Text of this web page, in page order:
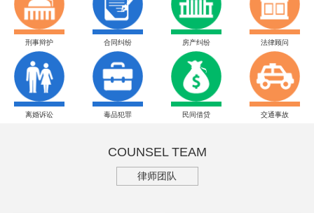
刑事辩护 合同纠纷 房产纠纷 法律顾问
离婚诉讼 毒品犯罪 民间借贷 交通事故
COUNSEL TEAM
律师团队